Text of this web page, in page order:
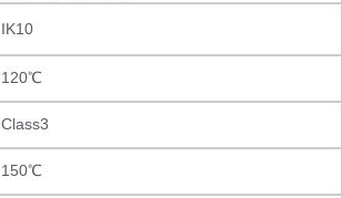
IK10
120℃
Class3
150℃